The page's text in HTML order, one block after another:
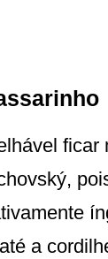
ficar
a